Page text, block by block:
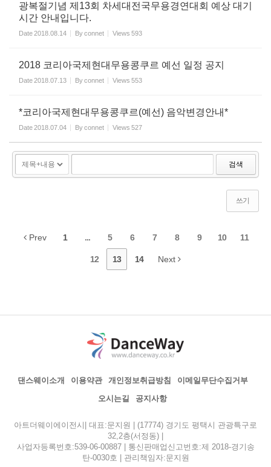
광복절기념 제13회 차세대전국무용경연대회 예상 대기
시간 안내입니다.
Date2018.08.14 Byconnet Views 593
2018 코리아국제현대무용콩쿠르 예선 일정 공지
Date2018.07.13 Byconnet Views 553
*코리아국제현대무용콩쿠르(예선) 음악변경안내*
Date2018.07.04 Byconnet Views 527
검색
쓰기
Prev 1 ... 5 6 7 8 9 10 11
12 13 14 Next
댄스웨이소개 이용약관 개인정보취급방침
이메일무단수집거부
오시는길
공지사항
아트더웨이에이전시| 대표:문지원 | (17774) 경기도 평택시 관광특구로
32,2층(서정동) |
사업자등록번호:539-06-00887 | 통신판매업신고번호:제 2018-경기송
탄-0030호 | 관리책임자:문지원